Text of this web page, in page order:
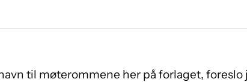
til møterommene her på forlaget, foreslo